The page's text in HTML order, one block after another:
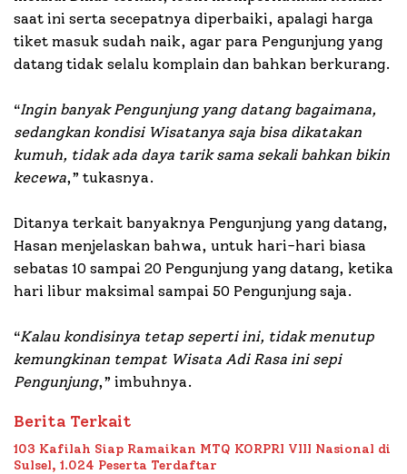
saat ini serta secepatnya diperbaiki, apalagi harga
tiket masuk sudah naik, agar para Pengunjung yang
datang tidak selalu komplain dan bahkan berkurang.
“Ingin banyak Pengunjung yang datang bagaimana,
sedangkan kondisi Wisatanya saja bisa dikatakan
kumuh, tidak ada daya tarik sama sekali bahkan bikin
kecewa,” tukasnya.
Ditanya terkait banyaknya Pengunjung yang datang,
Hasan menjelaskan bahwa, untuk hari-hari biasa
sebatas 10 sampai 20 Pengunjung yang datang, ketika
hari libur maksimal sampai 50 Pengunjung saja.
“Kalau kondisinya tetap seperti ini, tidak menutup
kemungkinan tempat Wisata Adi Rasa ini sepi
Pengunjung,” imbuhnya.
Berita Terkait
103 Kafilah Siap Ramaikan MTQ KORPRI VIII Nasional di
Sulsel, 1.024 Peserta Terdaftar